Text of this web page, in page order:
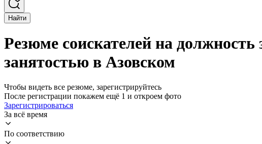
Найти
Резюме соискателей на
занятостью в Азовском
Чтобы видеть все резюме, зарегистрируйтесь
После регистрации покажем ещё 1 и откроем фото
Зарегистрироваться
За всё время
По соответствию